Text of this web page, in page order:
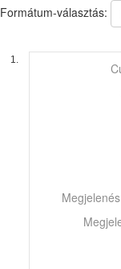
Formátum-választás:
1.